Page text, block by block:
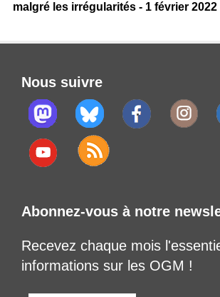
malgré les irrégularités - 1 février 2022
Nous suivre
Abonnez-vous à notre
Recevez chaque mois
informations sur les OGM !